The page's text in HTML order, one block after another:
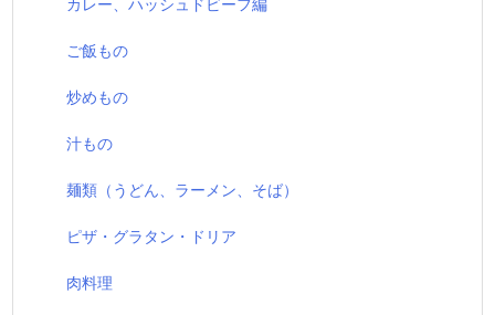
ご飯もの
炒めもの
汁もの
麺類（うどん、ラーメン、そば）
ピザ・グラタン・ドリア
肉料理